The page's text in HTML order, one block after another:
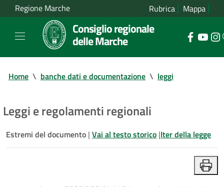
Regione Marche Rubrica Mappa
Consiglio regionale
delle Marche
Home \ banche dati e documentazione \ leggi
Leggi e regolamenti regionali
Estremi del documento | Vai al testo storico |Iter della legge